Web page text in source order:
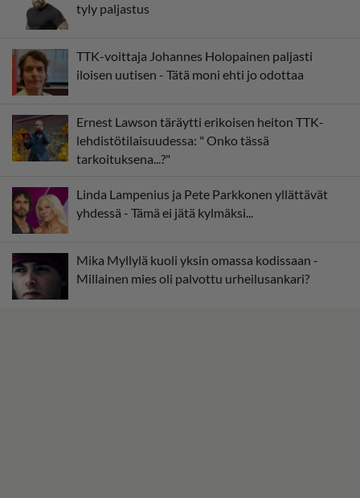
tyly paljastus
TTK-voittaja Johannes Holopainen paljasti
iloisen uutisen - Tätä moni ehti jo odottaa
Ernest Lawson täräytti erikoisen heiton TTK-
lehdistötilaisuudessa: " Onko tässä
tarkoituksena...?"
Linda Lampenius ja Pete Parkkonen yllättävät
yhdessä - Tämä ei jätä kylmäksi...
Mika Myllylä kuoli yksin omassa kodissaan -
Millainen mies oli palvottu urheilusankari?